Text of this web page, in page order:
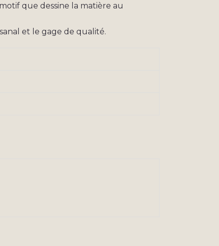
que dessine la matière au
et le gage de qualité.